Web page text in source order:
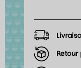
Retour